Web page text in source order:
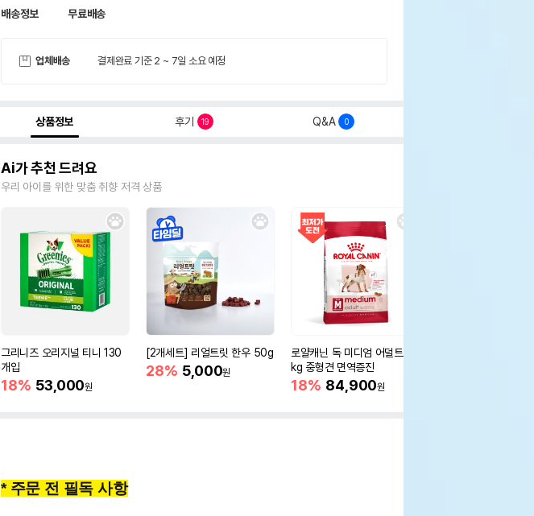
배송정보 무료배송
업체배송 결제완료 기준 2 ~ 7일 소요 예정
상품정보 후기 19 Q&A 0
Ai가 추천 드려요
우리 아이를 위한 맞춤 취향 저격 상품
그리니즈 오리지널 티니 130
개입
18% 53,000원
[2개세트] 리얼트릿 한우 50g
28% 5,000원
로얄캐닌 독 미디엄 어덜트 10
kg 중형견 면역증진
18% 84,900원
* 주문 전 필독 사항